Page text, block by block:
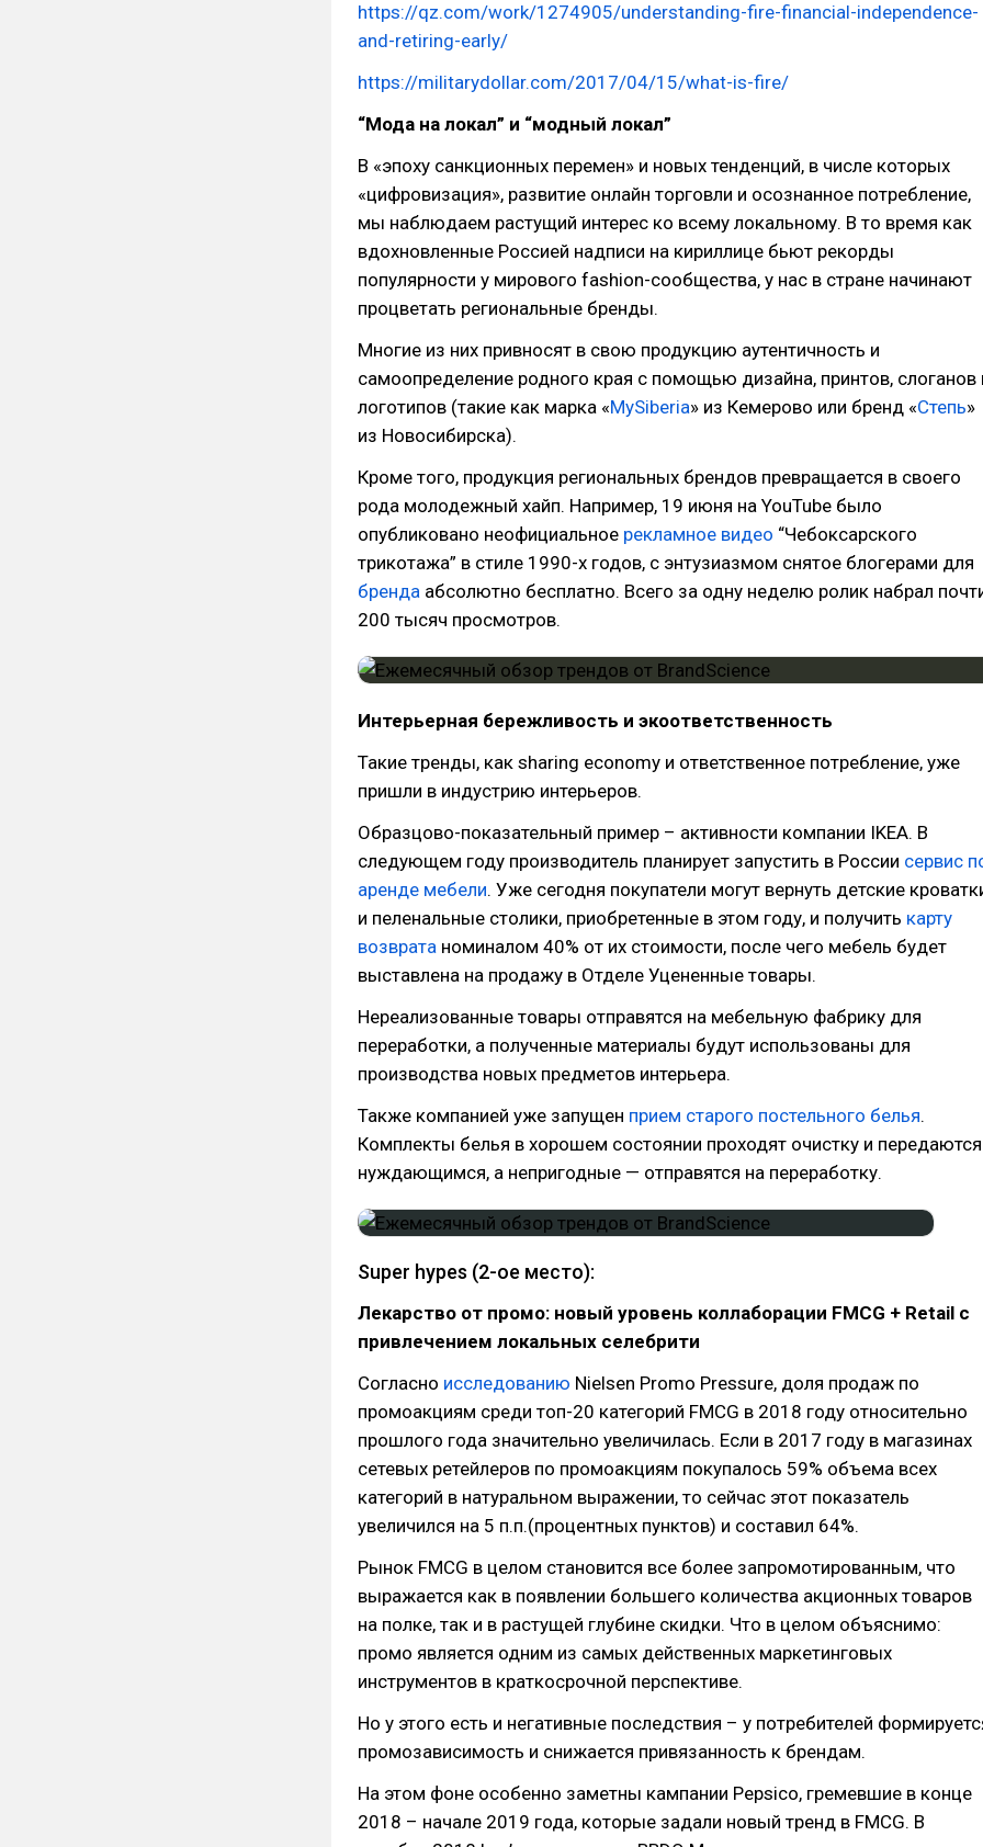
https://qz.com/work/1274905/understanding-fire-financial-independence-
and-retiring-early/
https://militarydollar.com/2017/04/15/what-is-fire/
“Мода на локал” и “модный локал”
В «эпоху санкционных перемен» и новых тенденций, в числе которых
«цифровизация», развитие онлайн торговли и осознанное потребление,
мы наблюдаем растущий интерес ко всему локальному. В то время как
вдохновленные Россией надписи на кириллице бьют рекорды
популярности у мирового fashion-сообщества, у нас в стране начинают
процветать региональные бренды.
Многие из них привносят в свою продукцию аутентичность и
самоопределение родного края с помощью дизайна, принтов, слоганов
логотипов (такие как марка «MySiberia» из Кемерово или бренд «Степь»
из Новосибирска).
Кроме того, продукция региональных брендов превращается в своего
рода молодежный хайп. Например, 19 июня на YouTube было
опубликовано неофициальное рекламное видео “Чебоксарского
трикотажа” в стиле 1990-х годов, с энтузиазмом снятое блогерами для
бренда абсолютно бесплатно. Всего за одну неделю ролик набрал
200 тысяч просмотров.
Интерьерная бережливость и экоответственность
Такие тренды, как sharing economy и ответственное потребление, уже
пришли в индустрию интерьеров.
Образцово-показательный пример – активности компании IKEA. В
следующем году производитель планирует запустить в России сервис
аренде мебели. Уже сегодня покупатели могут вернуть детские
и пеленальные столики, приобретенные в этом году, и получить карту
возврата номиналом 40% от их стоимости, после чего мебель будет
выставлена на продажу в Отделе Уцененные товары.
Нереализованные товары отправятся на мебельную фабрику для
переработки, а полученные материалы будут использованы для
производства новых предметов интерьера.
Также компанией уже запущен прием старого постельного белья.
Комплекты белья в хорошем состоянии проходят очистку и передаются
нуждающимся, а непригодные — отправятся на переработку.
Super hypes (2-ое место):
Лекарство от промо: новый уровень коллаборации FMCG + Retail с
привлечением локальных селебрити
Согласно исследованию Nielsen Promo Pressure, доля продаж по
промоакциям среди топ-20 категорий FMCG в 2018 году относительно
прошлого года значительно увеличилась. Если в 2017 году в магазинах
сетевых ретейлеров по промоакциям покупалось 59% объема всех
категорий в натуральном выражении, то сейчас этот показатель
увеличился на 5 п.п.(процентных пунктов) и составил 64%.
Рынок FMCG в целом становится все более запромотированным, что
выражается как в появлении большего количества акционных товаров
на полке, так и в растущей глубине скидки. Что в целом объяснимо:
промо является одним из самых действенных маркетинговых
инструментов в краткосрочной перспективе.
Но у этого есть и негативные последствия – у потребителей
промозависимость и снижается привязанность к брендам.
На этом фоне особенно заметны кампании Pepsico, гремевшие в конце
2018 – начале 2019 года, которые задали новый тренд в FMCG. В